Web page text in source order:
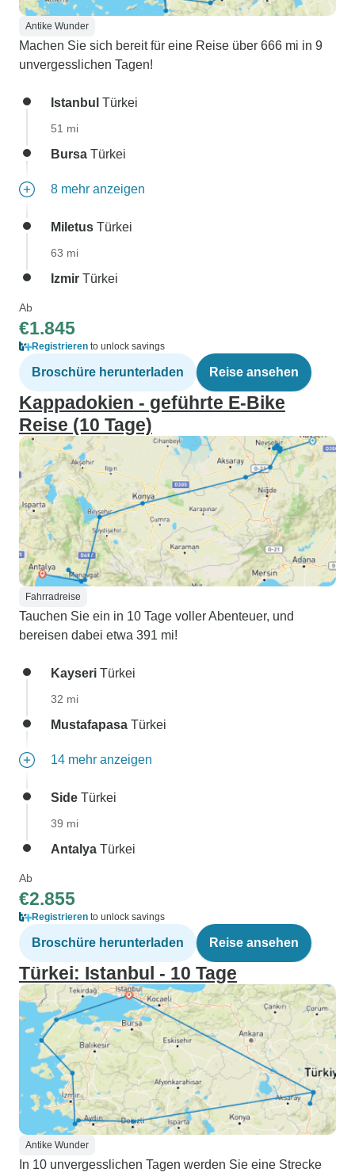
Antike Wunder
Machen Sie sich bereit für eine Reise über 666 mi in 9
unvergesslichen Tagen!
Istanbul Türkei
51 mi
Bursa Türkei
8 mehr anzeigen
Miletus Türkei
63 mi
Izmir Türkei
Ab
€1.845
Registrieren to unlock savings
Broschüre herunterladen Reise ansehen
Kappadokien - geführte E-Bike
Reise (10 Tage)
Fahrradreise
Tauchen Sie ein in 10 Tage voller Abenteuer, und
bereisen dabei etwa 391 mi!
Kayseri Türkei
32 mi
Mustafapasa Türkei
14 mehr anzeigen
Side Türkei
39 mi
Antalya Türkei
Ab
€2.855
Registrieren to unlock savings
Broschüre herunterladen Reise ansehen
Türkei: Istanbul - 10 Tage
Antike Wunder
In 10 unvergesslichen Tagen werden Sie eine Strecke